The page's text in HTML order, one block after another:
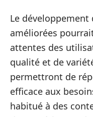
Le
améliorées
attentes des
qualité et de
permettront de
efficace aux
habitué à des